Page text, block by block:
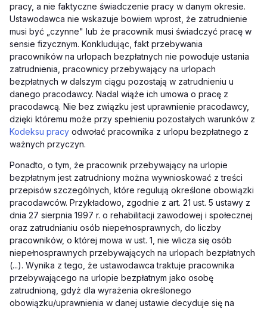
pracy, a nie faktyczne świadczenie pracy w danym okresie.
Ustawodawca nie wskazuje bowiem wprost, że zatrudnienie
musi być „czynne" lub że pracownik musi świadczyć pracę w
sensie fizycznym. Konkludując, fakt przebywania
pracowników na urlopach bezpłatnych nie powoduje ustania
zatrudnienia, pracownicy przebywający na urlopach
bezpłatnych w dalszym ciągu pozostają w zatrudnieniu u
danego pracodawcy. Nadal wiąże ich umowa o pracę z
pracodawcą. Nie bez związku jest uprawnienie pracodawcy,
dzięki któremu może przy spełnieniu pozostałych warunków z
Kodeksu pracy odwołać pracownika z urlopu bezpłatnego z
ważnych przyczyn.
Ponadto, o tym, że pracownik przebywający na urlopie
bezpłatnym jest zatrudniony można wywnioskować z treści
przepisów szczególnych, które regulują określone obowiązki
pracodawców. Przykładowo, zgodnie z art. 21 ust. 5 ustawy z
dnia 27 sierpnia 1997 r. o rehabilitacji zawodowej i społecznej
oraz zatrudnianiu osób niepełnosprawnych, do liczby
pracowników, o której mowa w ust. 1, nie wlicza się osób
niepełnosprawnych przebywających na urlopach bezpłatnych
(...). Wynika z tego, że ustawodawca traktuje pracownika
przebywającego na urlopie bezpłatnym jako osobę
zatrudnioną, gdyż dla wyrażenia określonego
obowiązku/uprawnienia w danej ustawie decyduje się na